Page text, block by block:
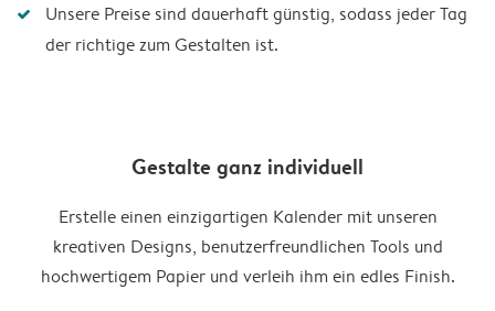
Unsere Preise sind dauerhaft günstig, sodass jeder Tag
der richtige zum Gestalten ist.
Gestalte ganz individuell
Erstelle einen einzigartigen Kalender mit unseren
kreativen Designs, benutzerfreundlichen Tools und
hochwertigem Papier und verleih ihm ein edles Finish.